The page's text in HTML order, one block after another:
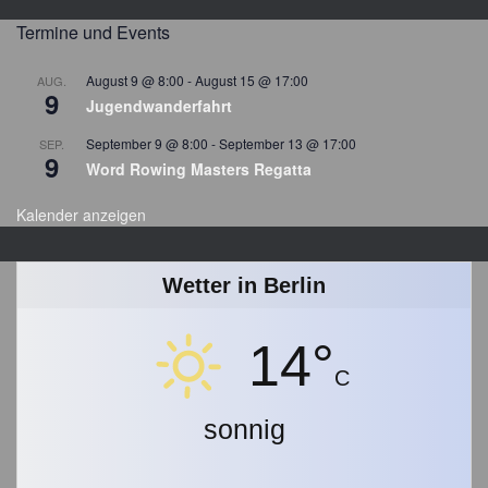
t
h
Termine und Events
AUG.
9
August 9 @ 8:00 -August 15 @ 17:00
Jugendwanderfahrt
SEP.
9
September 9 @ 8:00 -September 13 @ 17:00
Word Rowing Masters Regatta
Kalender anzeigen
Wetter in Berlin
14°C
sonnig